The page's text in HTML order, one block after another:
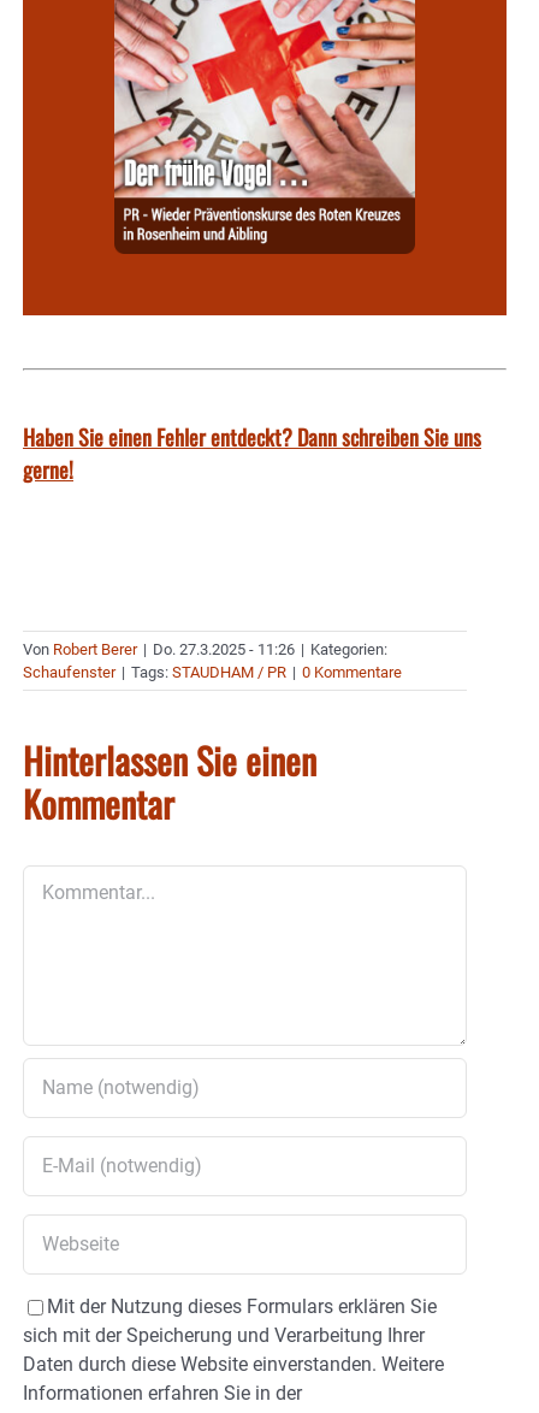
Haben Sie einen Fehler entdeckt? Dann schreiben Sie uns
gerne!
Von Robert Berer | Do. 27.3.2025 - 11:26 | Kategorien:
Schaufenster | Tags: STAUDHAM / PR | 0 Kommentare
Hinterlassen Sie einen
Kommentar
Mit der Nutzung dieses Formulars erklären Sie
sich mit der Speicherung und Verarbeitung Ihrer
Daten durch diese Website einverstanden. Weitere
Informationen erfahren Sie in der